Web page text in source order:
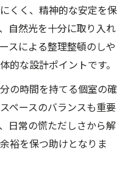
い資金計画を立てる
る予算配分の考え方
す注文住宅の工夫
家と資金計画の関係
で気をつけるポイント
境づくりのコツ
いための環境選び
る要因とその対策
くく、精神的な安定を保
自然光を十分に取り入れ
スによる整理整頓のしや
的な設計ポイントです。
の時間を持てる個室の確
ペースのバランスも重要
日常の慌ただしさから解
裕を保つ助けとなりま